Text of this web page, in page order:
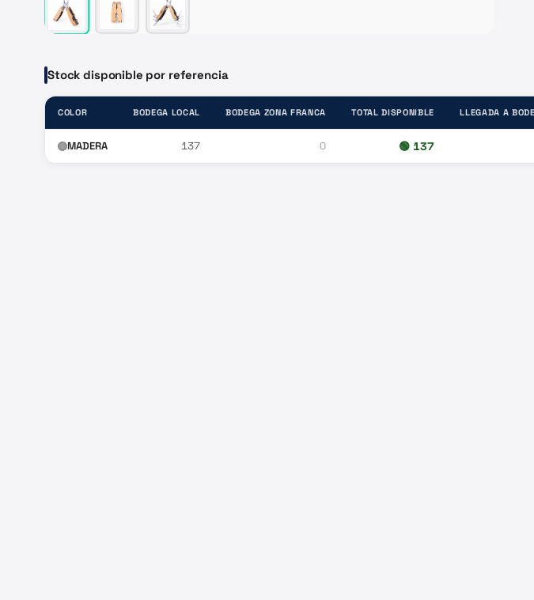
Stock disponible por referencia
COLOR BODEGA LOCAL BODEGA ZONA FRANCA TOTAL DISPONIBLE LLEGADA A
MADERA 137 0 🟢 137